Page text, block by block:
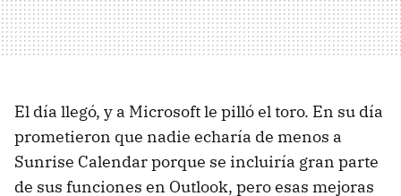
El día llegó, y a Microsoft le pilló el toro. En su día
prometieron que nadie echaría de menos a
Sunrise Calendar porque se incluiría gran parte
de sus funciones en Outlook, pero esas mejoras